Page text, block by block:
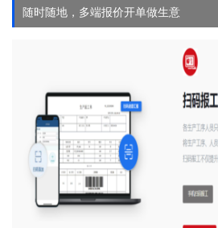
随时随地，多端报价开单做生意